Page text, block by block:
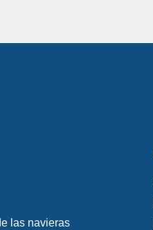
las navieras